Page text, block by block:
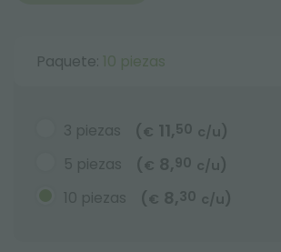
Paquete: 10 piezas
3 piezas ( € 11,50 c/u)
5 piezas
( € 8, 90 c/u)
10 piezas
( € 8, 30 c/u)